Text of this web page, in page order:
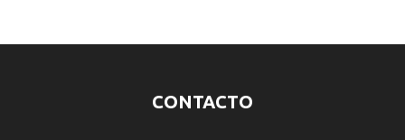
CONTACTO